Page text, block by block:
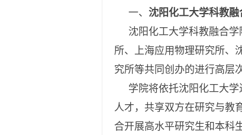
一、 沈阳化工大学科教融
沈阳化工大学科教融合学
所、上海应用物理研究所、
究所等共同创办的进行高层
学院将依托沈阳化工大学
人才，共享双方在研究与教
合开展高水平研究生和本科